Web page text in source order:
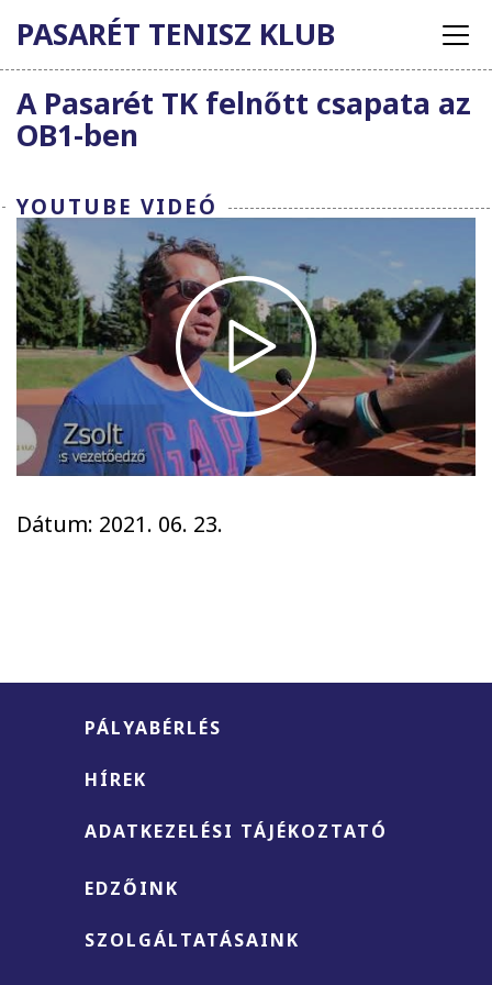
PASARÉT TENISZ KLUB
A Pasarét TK felnőtt csapata az
OB1-ben
YOUTUBE VIDEÓ
Dátum: 2021. 06. 23.
PÁLYABÉRLÉS
HÍREK
ADATKEZELÉSI TÁJÉKOZTATÓ
EDZŐINK
SZOLGÁLTATÁSAINK